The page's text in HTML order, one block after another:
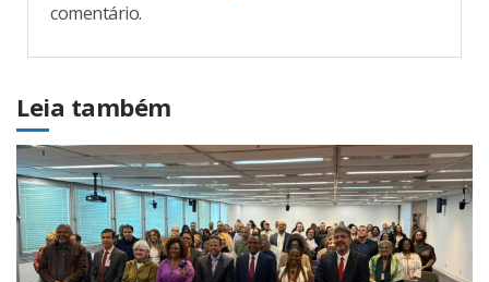
comentário.
Leia também